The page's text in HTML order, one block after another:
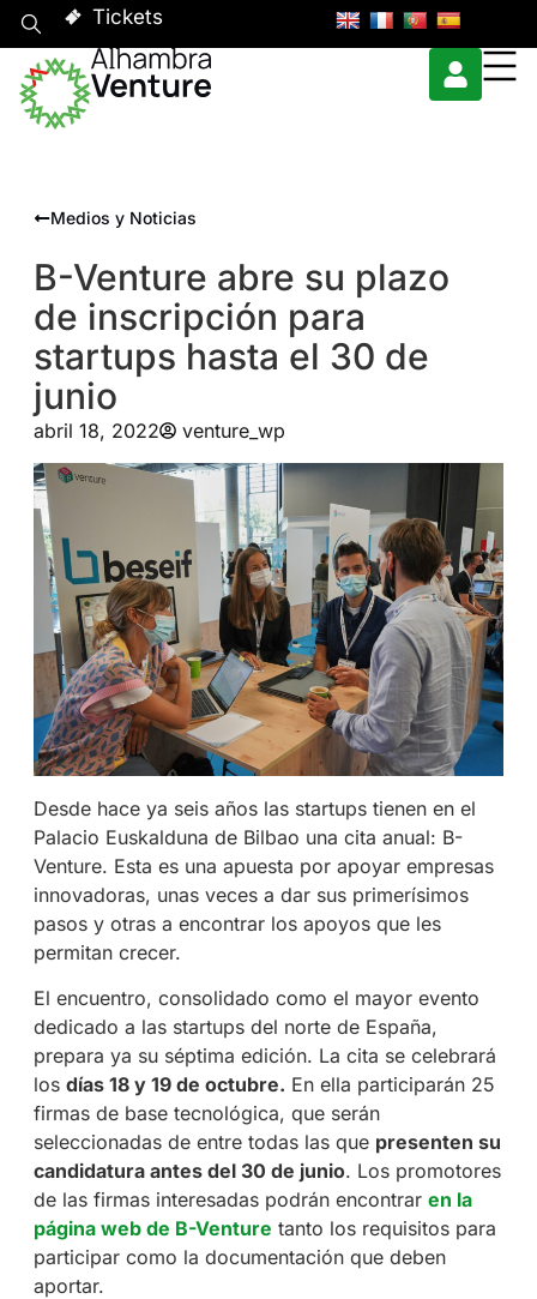
Tickets
Medios y Noticias
B-Venture abre su plazo
de inscripción para
startups hasta el 30 de
junio
abril 18, 2022 venture_wp
Desde hace ya seis años las startups tienen en el
Palacio Euskalduna de Bilbao una cita anual: B-
Venture. Esta es una apuesta por apoyar empresas
innovadoras, unas veces a dar sus primerísimos
pasos y otras a encontrar los apoyos que les
permitan crecer.
El encuentro, consolidado como el mayor evento
dedicado a las startups del norte de España,
prepara ya su séptima edición. La cita se celebrará
los días 18 y 19 de octubre. En ella participarán 25
firmas de base tecnológica, que serán
seleccionadas de entre todas las que presenten su
candidatura antes del 30 de junio. Los promotores
de las firmas interesadas podrán encontrar en la
página web de B-Venture tanto los requisitos para
participar como la documentación que deben
aportar.